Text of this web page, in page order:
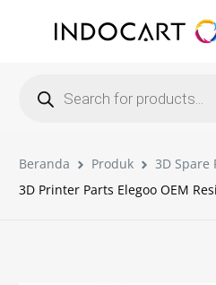
Beranda Produk
3D Spare
3D Printer Parts Elegoo OEM